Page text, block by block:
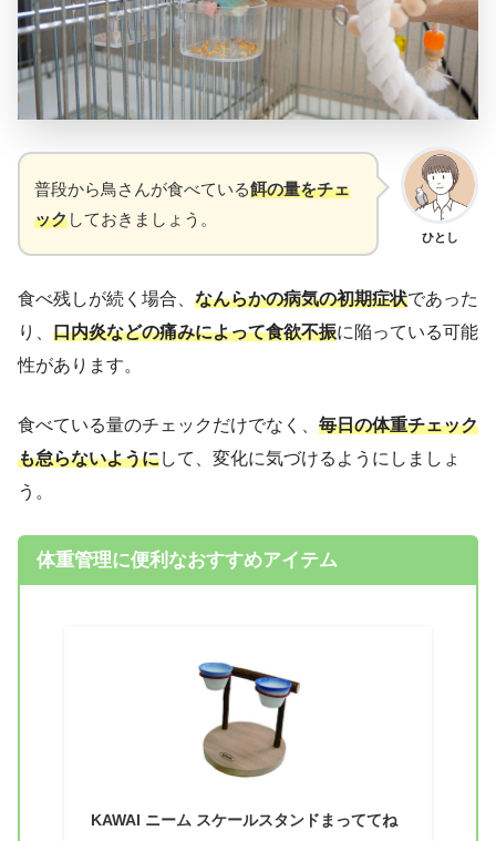
ひとし
普段から鳥さんが食べている餌の量をチェ
ックしておきましょう。
食べ残しが続く場合、 なんらかの病気の初期症状であった
り、 口内炎などの痛みによって食欲不振に陥っている可能
性があります。
食べている量のチェックだけでなく、 毎日の体重チェック
も怠らないようにして、変化に気づけるようにしましょ
う。
体重管理に便利なおすすめアイテム
KAWAI ニーム スケールスタンドまっててね